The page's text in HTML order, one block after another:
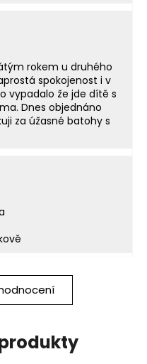
je 5 z 5 hvězdiček.
rokem u druhého
spokojenost i v
vypadalo že jde dítě s
Dnes objednáno
za úžasné batohy s
je 5 z 5 hvězdiček.